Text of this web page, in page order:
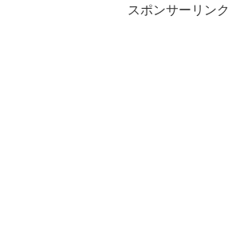
スポンサーリンク